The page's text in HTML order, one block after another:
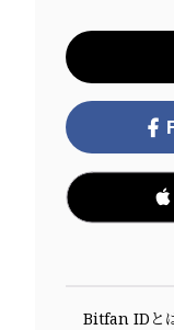

Bitfan IDと